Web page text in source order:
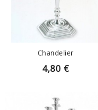
EN SAVOIR PLUS
Chandelier
4,80 €